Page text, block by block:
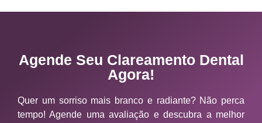
Agende Seu Clareamento Dental
Agora!
Quer um sorriso mais branco e radiante? Não perca
tempo! Agende uma avaliação e descubra a melhor